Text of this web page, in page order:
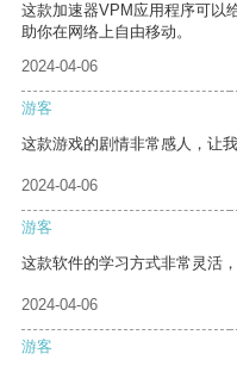
这款加速器VPM应用程序可以
助你在网络上自由移动。
2024-04-06
游客
这款游戏的剧情非常感人，让
2024-04-06
游客
这款软件的学习方式非常灵活
2024-04-06
游客